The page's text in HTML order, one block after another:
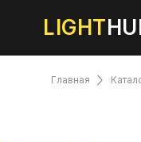
LIGHT
Главная